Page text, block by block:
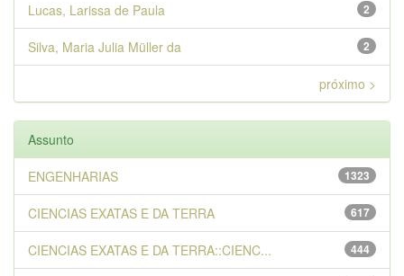
2
Lucas, Larissa de Paula
2
Silva, Maria Julia Müller da
próximo >
Assunto
1323
ENGENHARIAS
617
CIENCIAS EXATAS E DA TERRA
444
CIENCIAS EXATAS E DA TERRA::CIENC...